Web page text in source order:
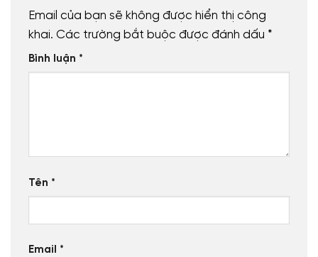
Email của bạn sẽ không được hiển thị công
khai. Các trường bắt buộc được đánh dấu *
Bình luận *
Tên *
Email *